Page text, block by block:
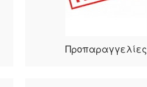
Προπαραγγελίες